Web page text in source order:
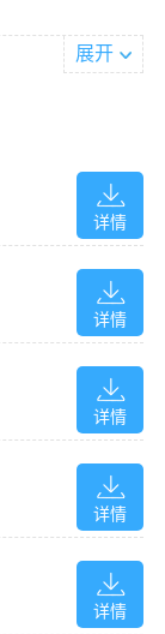
展开
详情
详情
详情
详情
详情